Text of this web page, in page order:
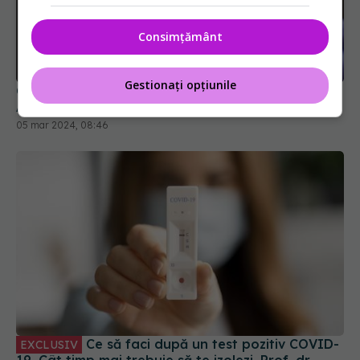
COVID, asociat cu o boală autoimună dureroasă.
Apare la peste un an de la infectare
05 mar 2024, 08:46
19. Cât timp mai trebuie să te izolezi. Prof. dr.
Simin Aysel Florescu explică
08 ian 2025, 09:55
Consimțământ
Gestionați opțiunile